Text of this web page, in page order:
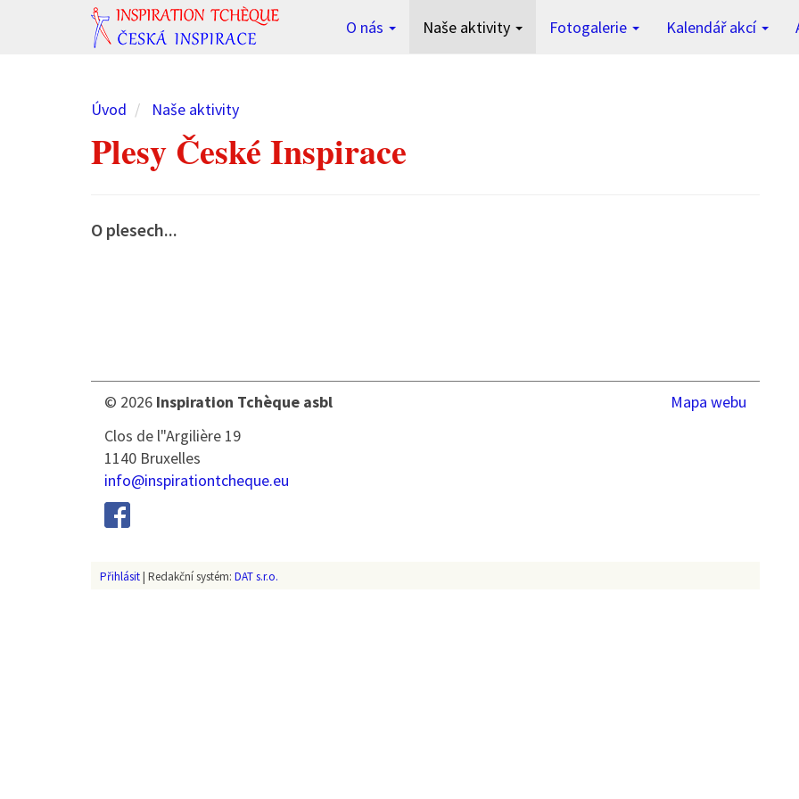
O nás Naše aktivity Fotogalerie Kalendář akcí
Úvod Naše aktivity
Plesy České Inspirace
O plesech...
© 2026 Inspiration Tchèque asbl
Clos de l"Argilière 19
1140 Bruxelles
info@inspirationtcheque.eu
Mapa webu
Přihlásit| Redakční systém: DAT s.r.o.